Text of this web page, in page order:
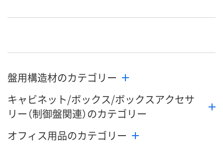
号
お届け日 8月7日（金） 8月7日（金） 8月7日（金）
数量
カゴへ
数量
カゴへ カ
盤用構造材のカテゴリー
キャビネット/ボックス/ボックスアクセサ
リー（制御盤関連）のカテゴリー
オフィス用品のカテゴリー